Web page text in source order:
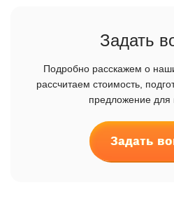
Задать
Подробно расскажем о
рассчитаем стоимость,
предложение для
Задать